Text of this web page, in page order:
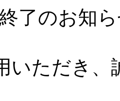
了のお知
いただき